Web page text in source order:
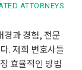
ATTORNEYS
경과 경험, 전문
. 저희 변호사들
효율적인 방법